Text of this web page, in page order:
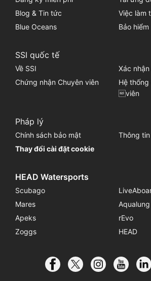
Blog & Tin tức
Việc làm
Blue Oceans
Bảo hiểm
SSI quốc tế
Về SSI
Xác
Chứng nhận Chuyên viên
Hệ
viên
Pháp lý
Chính sách bảo mật
Thông
Thay đổi cài đặt cookie
HEAD Watersports
Scubago
Mares
Aqualung
Apeks
rEvo
Zoggs
HEAD